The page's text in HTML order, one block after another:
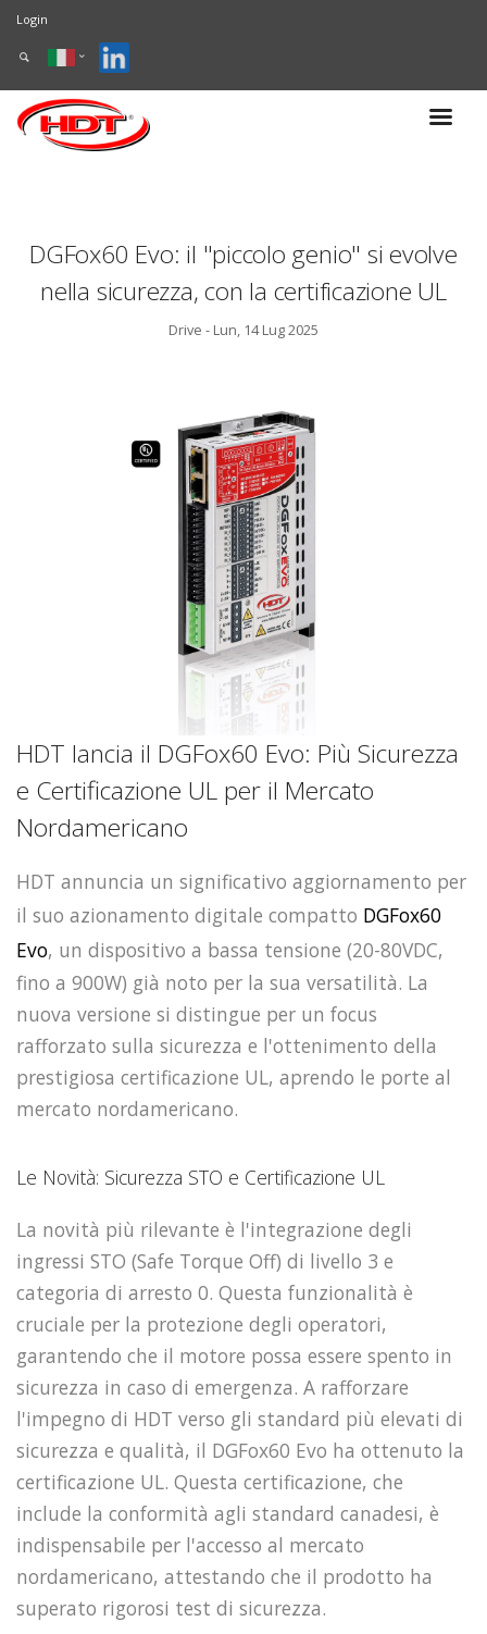
Login
DGFox60 Evo: il "piccolo genio" si evolve
nella sicurezza, con la certificazione UL
Drive - Lun, 14 Lug 2025
HDT lancia il DGFox60 Evo: Più Sicurezza
e Certificazione UL per il Mercato
Nordamericano
HDT annuncia un significativo aggiornamento per
il suo azionamento digitale compatto DGFox60
Evo, un dispositivo a bassa tensione (20-80VDC,
fino a 900W) già noto per la sua versatilità. La
nuova versione si distingue per un focus
rafforzato sulla sicurezza e l'ottenimento della
prestigiosa certificazione UL, aprendo le porte al
mercato nordamericano.
Le Novità: Sicurezza STO e Certificazione UL
La novità più rilevante è l'integrazione degli
ingressi STO (Safe Torque Off) di livello 3 e
categoria di arresto 0. Questa funzionalità è
cruciale per la protezione degli operatori,
garantendo che il motore possa essere spento in
sicurezza in caso di emergenza. A rafforzare
l'impegno di HDT verso gli standard più elevati di
sicurezza e qualità, il DGFox60 Evo ha ottenuto la
certificazione UL. Questa certificazione, che
include la conformità agli standard canadesi, è
indispensabile per l'accesso al mercato
nordamericano, attestando che il prodotto ha
superato rigorosi test di sicurezza.